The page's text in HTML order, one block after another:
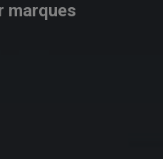
marques